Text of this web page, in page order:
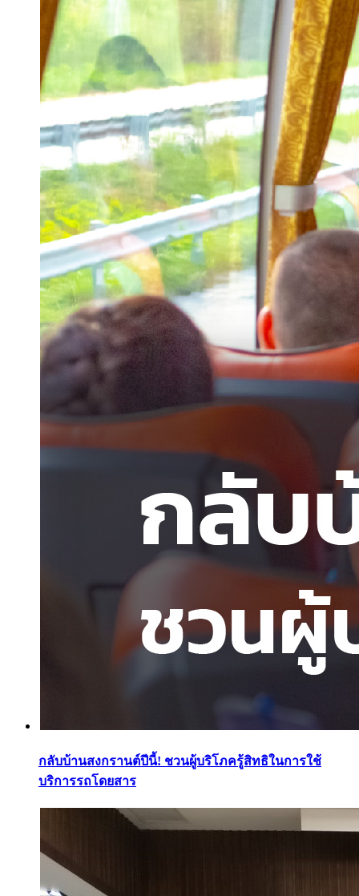
กลับบ้านสงกรานต์ปีนี้! ชวนผู้บริโภครู้สิทธิในการใช้
บริการรถโดยสาร